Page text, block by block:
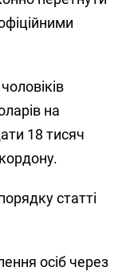
на
18 тисяч
статті
осіб через